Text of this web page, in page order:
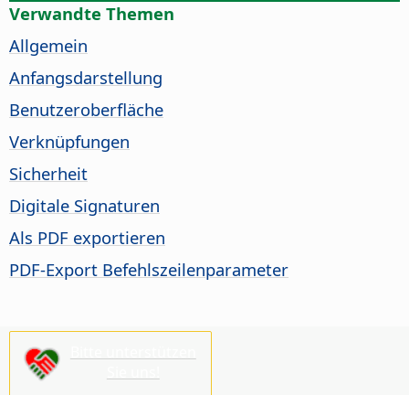
Verwandte Themen
Allgemein
Anfangsdarstellung
Benutzeroberfläche
Verknüpfungen
Sicherheit
Digitale Signaturen
Als PDF exportieren
PDF-Export Befehlszeilenparameter